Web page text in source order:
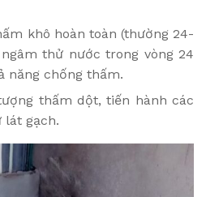
khô hoàn toàn (thường 24-
thử nước trong vòng 24
năng chống thấm.
thấm dột, tiến hành các
lát gạch.